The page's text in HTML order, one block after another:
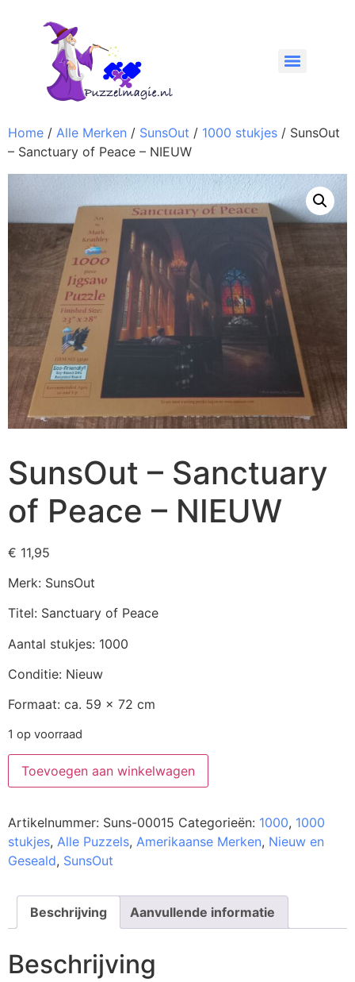
Home / Alle Merken / SunsOut / 1000 stukjes / SunsOut
– Sanctuary of Peace – NIEUW
SunsOut – Sanctuary
of Peace – NIEUW
€ 11,95
Merk: SunsOut
Titel: Sanctuary of Peace
Aantal stukjes: 1000
Conditie: Nieuw
Formaat: ca. 59 x 72 cm
1 op voorraad
Toevoegen aan winkelwagen
Artikelnummer: Suns-00015 Categorieën: 1000, 1000
stukjes, Alle Puzzels, Amerikaanse Merken, Nieuw en
Geseald, SunsOut
Beschrijving Aanvullende informatie
Beschrijving